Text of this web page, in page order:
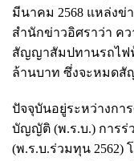
มีนาคม 2568 แหล่งข่
สำนักข่าวอิศราว่า ค
สัญญาสัมปทานรถไฟ
ล้านบาท ซึ่งจะหมดสั
ปัจจุบันอยู่ระหว่างกา
บัญญัติ (พ.ร.บ.) การร่
(พ.ร.บ.ร่วมทุน 2562)